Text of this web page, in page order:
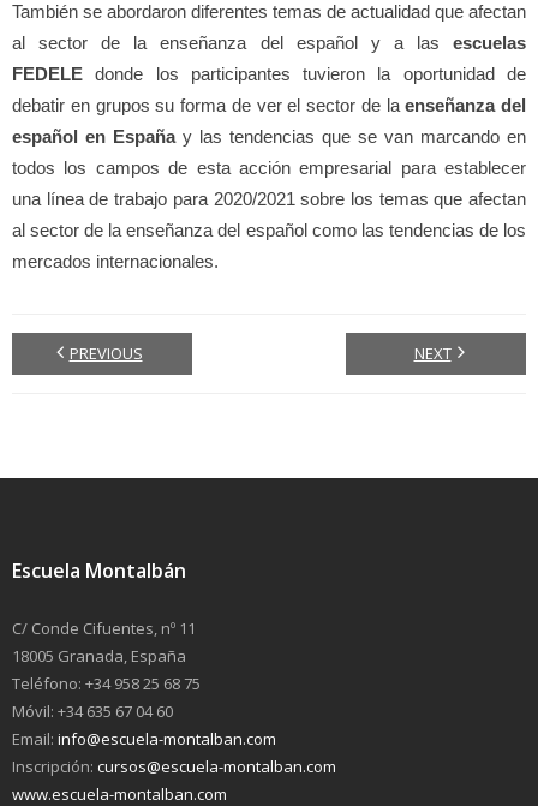
También se abordaron diferentes temas de actualidad que afectan
al sector de la enseñanza del español y a las escuelas
FEDELE donde los participantes tuvieron la oportunidad de
debatir en grupos su forma de ver el sector de laenseñanza del
español en Españay las tendencias que se van marcando en
todos los campos de esta acción empresarial para establecer
una línea de trabajo para 2020/2021 sobre los temas que afectan
al sector de la enseñanza del español como las tendencias de los
mercados internacionales.
PREVIOUS NEXT
Escuela Montalbán
C/ Conde Cifuentes, nº 11
18005 Granada, España
Teléfono: +34 958 25 68 75
Móvil: +34 635 67 04 60
Email: info@escuela-montalban.com
Inscripción: cursos@escuela-montalban.com
www.escuela-montalban.com